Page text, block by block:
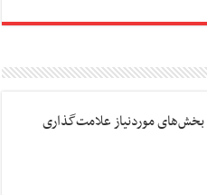
بخش‌های موردنیاز علامت‌گذاری